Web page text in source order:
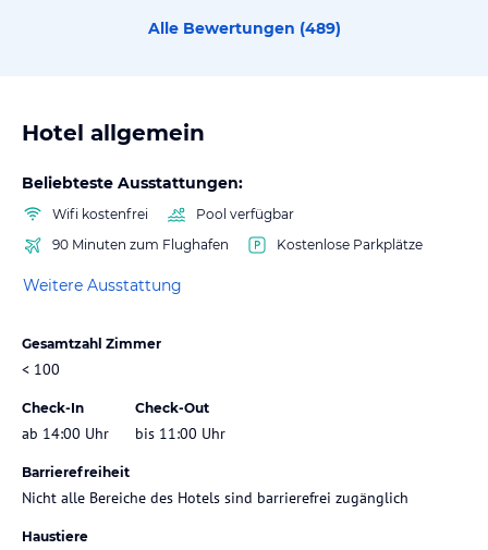
Alle Bewertungen (489)
Hotel allgemein
Beliebteste Ausstattungen:
Wifi kostenfrei
Pool verfügbar
90 Minuten zum Flughafen
Kostenlose Parkplätze
Weitere Ausstattung
Gesamtzahl Zimmer
< 100
Check-In
ab 14:00 Uhr
Check-Out
bis 11:00 Uhr
Barrierefreiheit
Nicht alle Bereiche des Hotels sind barrierefrei zugänglich
Haustiere